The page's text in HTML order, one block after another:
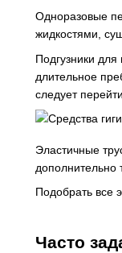
Одноразовые
жидкостями,
Подгузники
длительное
следует
Эластичные
дополнительно
Подобрать все
Часто